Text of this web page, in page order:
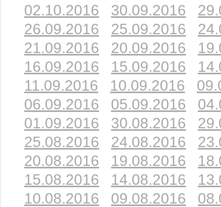
02.10.2016
30.09.2016
26.09.2016
25.09.2016
21.09.2016
20.09.2016
16.09.2016
15.09.2016
11.09.2016
10.09.2016
06.09.2016
05.09.2016
01.09.2016
30.08.2016
25.08.2016
24.08.2016
20.08.2016
19.08.2016
15.08.2016
14.08.2016
10.08.2016
09.08.2016